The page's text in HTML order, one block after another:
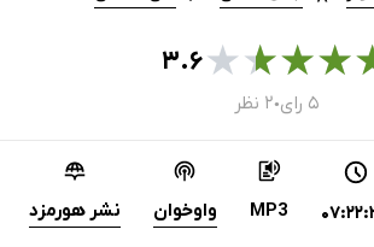
★
★
★
★۳.۶
۵ رای ● ۲ نظر
MP3 واوخوان نشر هورمزد